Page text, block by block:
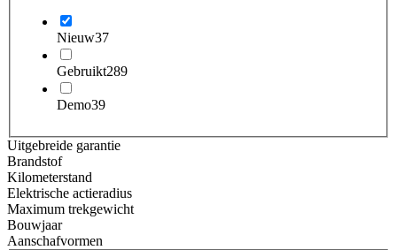
Nieuw37
Gebruikt289
Demo39
Uitgebreide garantie
Brandstof
Kilometerstand
Elektrische actieradius
Maximum trekgewicht
Bouwjaar
Aanschafvormen